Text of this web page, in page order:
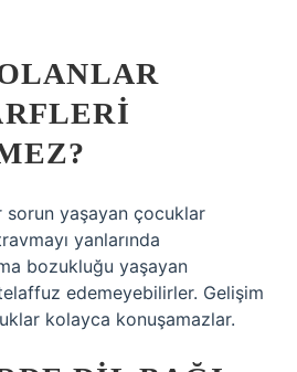
yaşayan çocuklar
yanlarında
bozukluğu yaşayan
edemeyebilirler. Gelişim
kolayca konuşamazlar.